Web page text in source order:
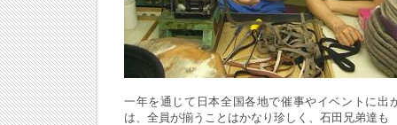
一年を通じて日本全国各地で催事やイベントに出
は、全員が揃うことはかなり珍しく、石田兄弟達も